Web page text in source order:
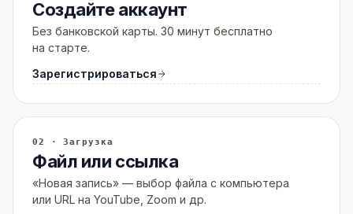
Создайте аккаунт
Без банковской карты. 30 минут бесплатно
на старте.
Зарегистрироваться
02 · Загрузка
Файл или ссылка
«Новая запись» — выбор файла с компьютера
или URL на YouTube, Zoom и др.